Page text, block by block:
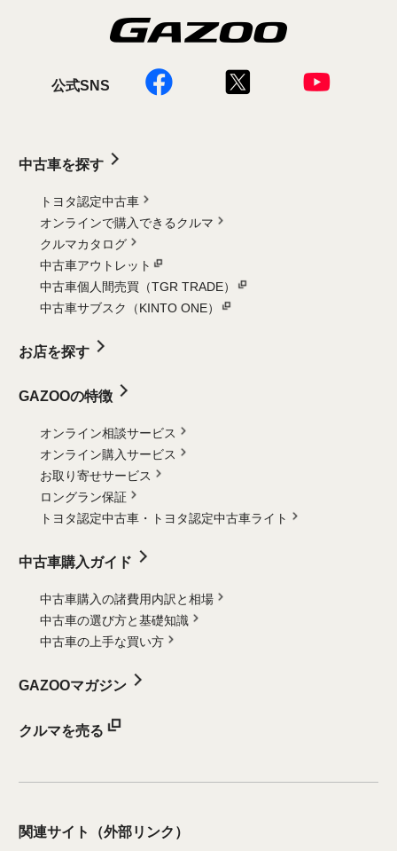
公式SNS
中古車を探す
トヨタ認定中古車
オンラインで購入できるクルマ
クルマカタログ
中古車アウトレット
中古車個人間売買（TGR TRADE）
中古車サブスク（KINTO ONE）
お店を探す
GAZOOの特徴
オンライン相談サービス
オンライン購入サービス
お取り寄せサービス
ロングラン保証
トヨタ認定中古車・
トヨタ認定中古車ライト
中古車購入ガイド
中古車購入の諸費用内訳と相場
中古車の選び方と基礎知識
中古車の上手な買い方
GAZOOマガジン
クルマを売る
関連サイト （外部リンク）